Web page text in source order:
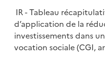
IR - Tableau
d’application de la
investissements dans
vocation sociale (CGI,